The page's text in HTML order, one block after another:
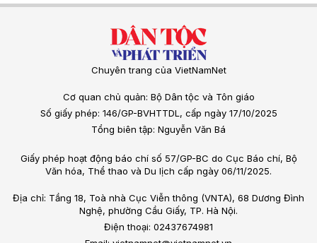
Chuyên trang của VietNamNet
Cơ quan chủ quản: Bộ Dân tộc và Tôn giáo
Số giấy phép: 146/GP-BVHTTDL, cấp ngày 17/10/2025
Tổng biên tập: Nguyễn Văn Bá
Giấy phép hoạt động báo chí số 57/GP-BC do Cục Báo chí, Bộ
Văn hóa, Thể thao và Du lịch cấp ngày 06/11/2025.
Địa chỉ: Tầng 18, Toà nhà Cục Viễn thông (VNTA), 68 Dương Đình
Nghệ, phường Cầu Giấy, TP. Hà Nội.
Điện thoại: 02437674981